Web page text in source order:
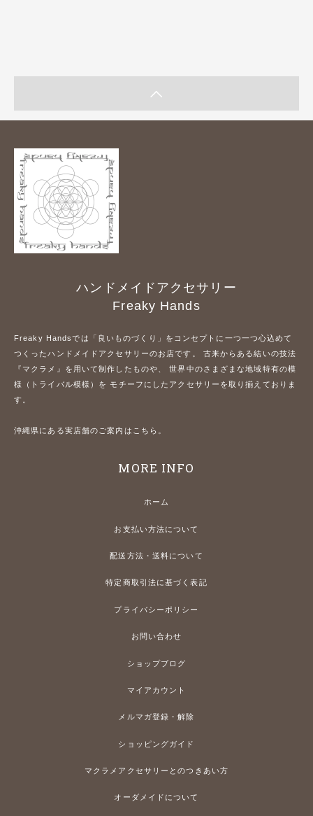
ハンドメイドアクセサリー
Freaky Hands
Freaky Handsでは「良いものづくり」をコンセプトに一つ一つ心込めて
つくったハンドメイドアクセサリーのお店です。 古来からある結いの技法
『マクラメ』を用いて制作したものや、 世界中のさまざまな地域特有の模
様（トライバル模様）を モチーフにしたアクセサリーを取り揃えておりま
す。
沖縄県にある実店舗のご案内はこちら。
MORE INFO
ホーム
お支払い方法について
配送方法・送料について
特定商取引法に基づく表記
プライバシーポリシー
お問い合わせ
ショップブログ
マイアカウント
メルマガ登録・解除
ショッピングガイド
マクラメアクセサリーとのつきあい方
オーダメイドについて